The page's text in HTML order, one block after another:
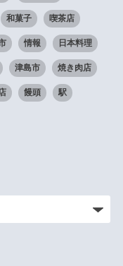
和菓子 喫茶店
情報 日本料理
津島市 焼き肉店
饅頭 駅